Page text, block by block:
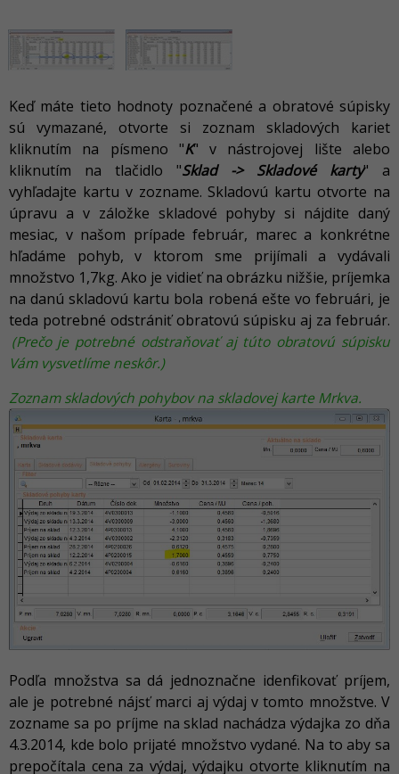
Keď máte tieto hodnoty poznačené a obratové súpisky
sú vymazané, otvorte si zoznam skladových kariet
kliknutím na písmeno "K" v nástrojovej lište alebo
kliknutím na tlačidlo "Sklad -> Skladové karty" a
vyhľadajte kartu v zozname. Skladovú kartu otvorte na
úpravu a v záložke skladové pohyby si nájdite daný
mesiac, v našom prípade február, marec a konkrétne
hľadáme pohyb, v ktorom sme prijímali a vydávali
množstvo 1,7kg. Ako je vidieť na obrázku nižšie, príjemka
na danú skladovú kartu bola robená ešte vo februári, je
teda potrebné odstrániť obratovú súpisku aj za február.
(Prečo je potrebné odstraňovať aj túto obratovú súpisku
Vám vysvetlíme neskôr.)
Zoznam skladových pohybov na skladovej karte Mrkva.
Podľa množstva sa dá jednoznačne idenfikovať príjem,
ale je potrebné nájsť marci aj výdaj v tomto množstve. V
zozname sa po príjme na sklad nachádza výdajka zo dňa
4.3.2014, kde bolo prijaté množstvo vydané. Na to aby sa
prepočítala cena za výdaj, výdajku otvorte kliknutím na